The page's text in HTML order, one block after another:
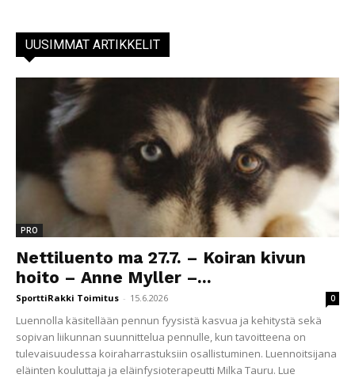
UUSIMMAT ARTIKKELIT
PRO
Nettiluento ma 27.7. – Koiran kivun
hoito – Anne Myller –...
SporttiRakki Toimitus - 15.6.2026 0
Luennolla käsitellään pennun fyysistä kasvua ja kehitystä sekä
sopivan liikunnan suunnittelua pennulle, kun tavoitteena on
tulevaisuudessa koiraharrastuksiin osallistuminen. Luennoitsijana
eläinten kouluttaja ja eläinfysioterapeutti Milka Tauru. Lue